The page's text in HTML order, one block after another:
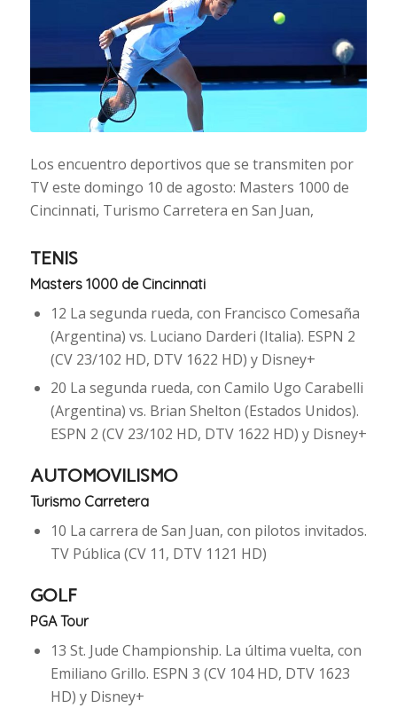
Los encuentro deportivos que se transmiten por
TV este domingo 10 de agosto: Masters 1000 de
Cincinnati, Turismo Carretera en San Juan,
TENIS
Masters 1000 de Cincinnati
12 La segunda rueda, con Francisco Comesaña
(Argentina) vs. Luciano Darderi (Italia). ESPN 2
(CV 23/102 HD, DTV 1622 HD) y Disney+
20 La segunda rueda, con Camilo Ugo Carabelli
(Argentina) vs. Brian Shelton (Estados Unidos).
ESPN 2 (CV 23/102 HD, DTV 1622 HD) y Disney+
AUTOMOVILISMO
Turismo Carretera
10 La carrera de San Juan, con pilotos invitados.
TV Pública (CV 11, DTV 1121 HD)
GOLF
PGA Tour
13 St. Jude Championship. La última vuelta, con
Emiliano Grillo. ESPN 3 (CV 104 HD, DTV 1623
HD) y Disney+